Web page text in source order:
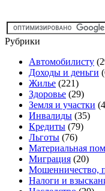
Рубрики
Автомобилисту
Доходы и деньги
Жилье (221)
Здоровье (29)
Земля и участки
Инвалиды (35)
Кредиты (79)
Льготы (76)
Материальная
Миграция (20)
Мошенничество,
Налоги и